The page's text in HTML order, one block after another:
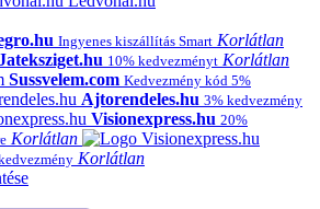
Ingyenes kiszállítás Smart Korlátlan
10% kedvezményt Korlátlan
Sussvelem.com Kedvezmény kód 5%
Ajtorendeles.hu 3% kedvezmény
Visionexpress.hu 20%
Korlátlan
Korlátlan